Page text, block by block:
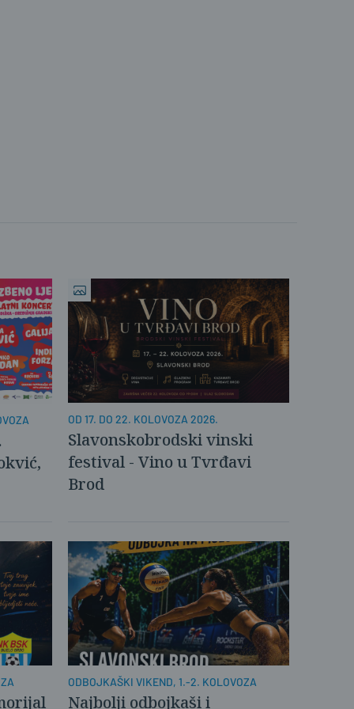
OD 17. DO 22. KOLOVOZA 2026.
Slavonskobrodski vinski
festival - Vino u Tvrđavi
Brod
ODBOJKAŠKI VIKEND, 1.-2. KOLOVOZA
Najbolji odbojkaši i